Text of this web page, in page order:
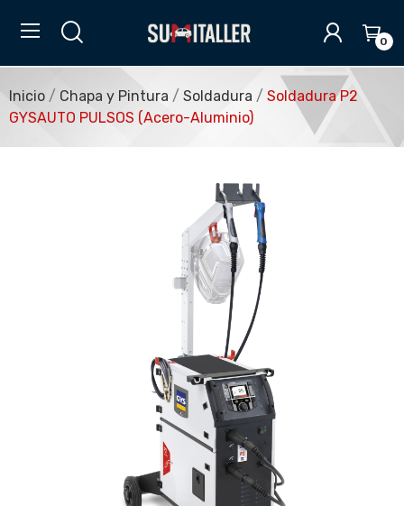
0
Inicio Chapa y Pintura Soldadura
Soldadura P2
GYSAUTO PULSOS (Acero-Aluminio)